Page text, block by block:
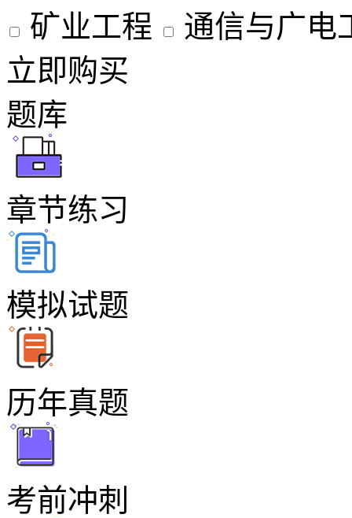
矿业工程
通信与广电
立即购买
题库
章节练习
模拟试题
历年真题
考前冲刺